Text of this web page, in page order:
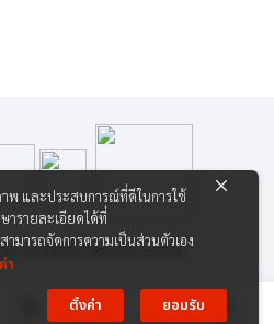
เคาเซิลลิ่ง เซ็นเตอร์ จำกัด
พ และประสบการณ์ที่ดีในการใช้
ารายละเอียดได้ที่
ามารถจัดการความเป็นส่วนตัวเอง
า
ตั้งค่า
ยอมรับ